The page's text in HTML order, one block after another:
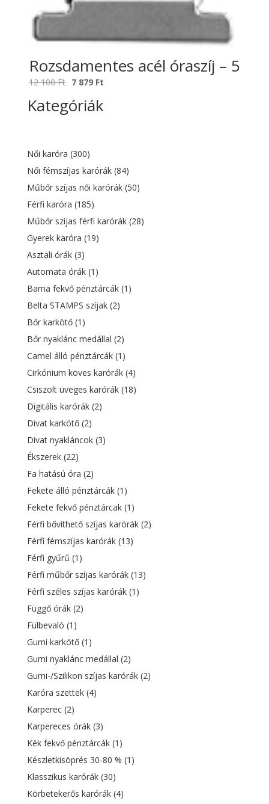
Rozsdamentes acél óraszíj – 5
12 100Ft Original
was:
7 879 Ft
Kategóriák
Női karóra (300)
Női fémszíjas karórák (84)
Műbőr szíjas női karórák (50)
Férfi karóra (185)
Műbőr szíjas férfi karórák (28)
Gyerek karóra (19)
Asztali órák (3)
Automata órák (1)
Barna fekvő pénztárcák (1)
Belta STAMPS szíjak (2)
Bőr karkötő (1)
Bőr nyaklánc medállal (2)
Camel álló pénztárcák (1)
Cirkónium köves karórák (4)
Csiszolt üveges karórák (18)
Digitális karórák (2)
Divat karkötő (2)
Divat nyakláncok (3)
Ékszerek (22)
Fa hatású óra (2)
Fekete álló pénztárcák (1)
Fekete fekvő pénztárcak (1)
Férfi bővíthető szíjas karórák (2)
Férfi fémszíjas karórák (13)
Férfi gyűrű (1)
Férfi műbőr szíjas karórák (13)
Férfi széles szíjas karórák (1)
Függő órák (2)
Fülbevaló (1)
Gumi karkötő (1)
Gumi nyaklánc medállal (2)
Gumi-/Szilikon szíjas karórák (2)
Karóra szettek (4)
Karperec (2)
Karpereces órák (3)
Kék fekvő pénztárcák (1)
Készletkisöprés 30-80 % (1)
Klasszikus karórák (30)
Körbetekerős karórák (4)